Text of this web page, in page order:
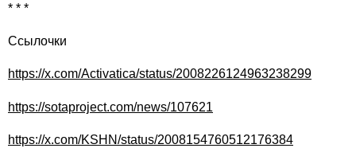
* * *
Ссылочки
https://x.com/Activatica/status/2008226124963238299
https://sotaproject.com/news/107621
https://x.com/KSHN/status/2008154760512176384